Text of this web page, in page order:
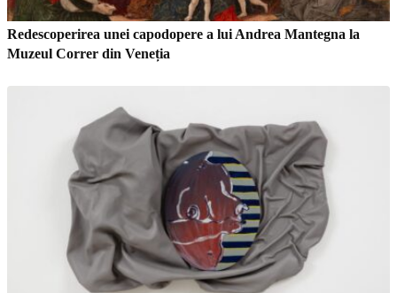
Redescoperirea unei capodopere a lui Andrea Mantegna la
Muzeul Correr din Veneția